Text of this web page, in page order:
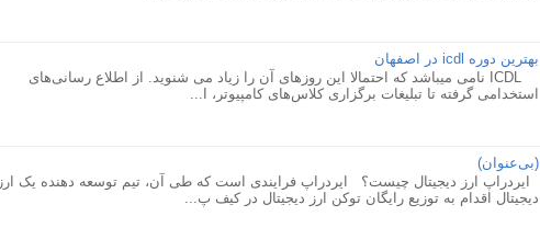
بهترین دوره icdl در اصفهان
ICDL نامی میباشد که احتمالا این روزهای آن را زیاد می شنوید. از اطلاع رسانی‌های
استخدامی گرفته تا تبلیغات برگزاری کلاس‌های کامپیوتر، I...
(بی‌عنوان)
ایردراپ ارز دیجیتال چیست؟ ایردراپ فرایندی است که طی آن، تیم توسعه دهنده یک ارز
دیجیتال اقدام به توزیع رایگان توکن ارز دیجیتال در کیف پ...